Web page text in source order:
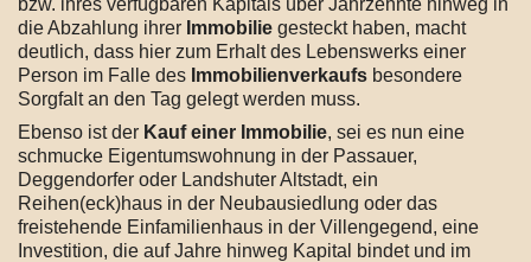
bzw. ihres verfügbaren Kapitals über Jahrzehnte hinweg in
die Abzahlung ihrer Immobilie gesteckt haben, macht
deutlich, dass hier zum Erhalt des Lebenswerks einer
Person im Falle des Immobilienverkaufs besondere
Sorgfalt an den Tag gelegt werden muss.
Ebenso ist der Kauf einer Immobilie, sei es nun eine
schmucke Eigentumswohnung in der Passauer,
Deggendorfer oder Landshuter Altstadt, ein
Reihen(eck)haus in der Neubausiedlung oder das
freistehende Einfamilienhaus in der Villengegend, eine
Investition, die auf Jahre hinweg Kapital bindet und im